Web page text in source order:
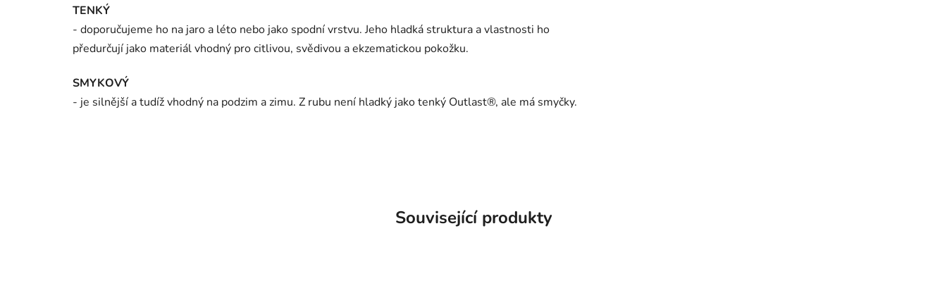
TENKÝ
- doporučujeme ho na jaro a léto nebo jako spodní vrstvu. Jeho hladká struktura a vlastnosti ho
předurčují jako materiál vhodný pro citlivou, svědivou a ekzematickou pokožku.
SMYKOVÝ
- je silnější a tudíž vhodný na podzim a zimu. Z rubu není hladký jako tenký Outlast®, ale má smyčky.
Související produkty